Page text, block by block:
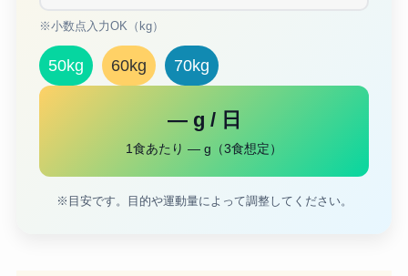
※小数点入力OK（kg）
50kg 60kg 70kg
— g / 日
1食あたり — g（3食想定）
※目安です。目的や運動量によって調整してください。